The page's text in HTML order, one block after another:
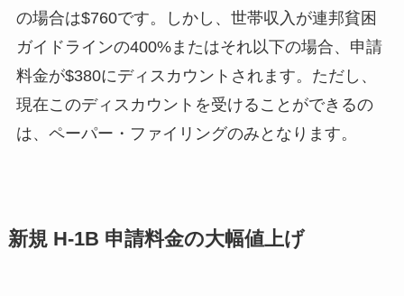
の場合は$760です。しかし、世帯収入が連邦貧困
ガイドラインの400%またはそれ以下の場合、申請
料金が$380にディスカウントされます。ただし、
現在このディスカウントを受けることができるの
は、ペーパー・ファイリングのみとなります。
新規 H-1B 申請料金の大幅値上げ